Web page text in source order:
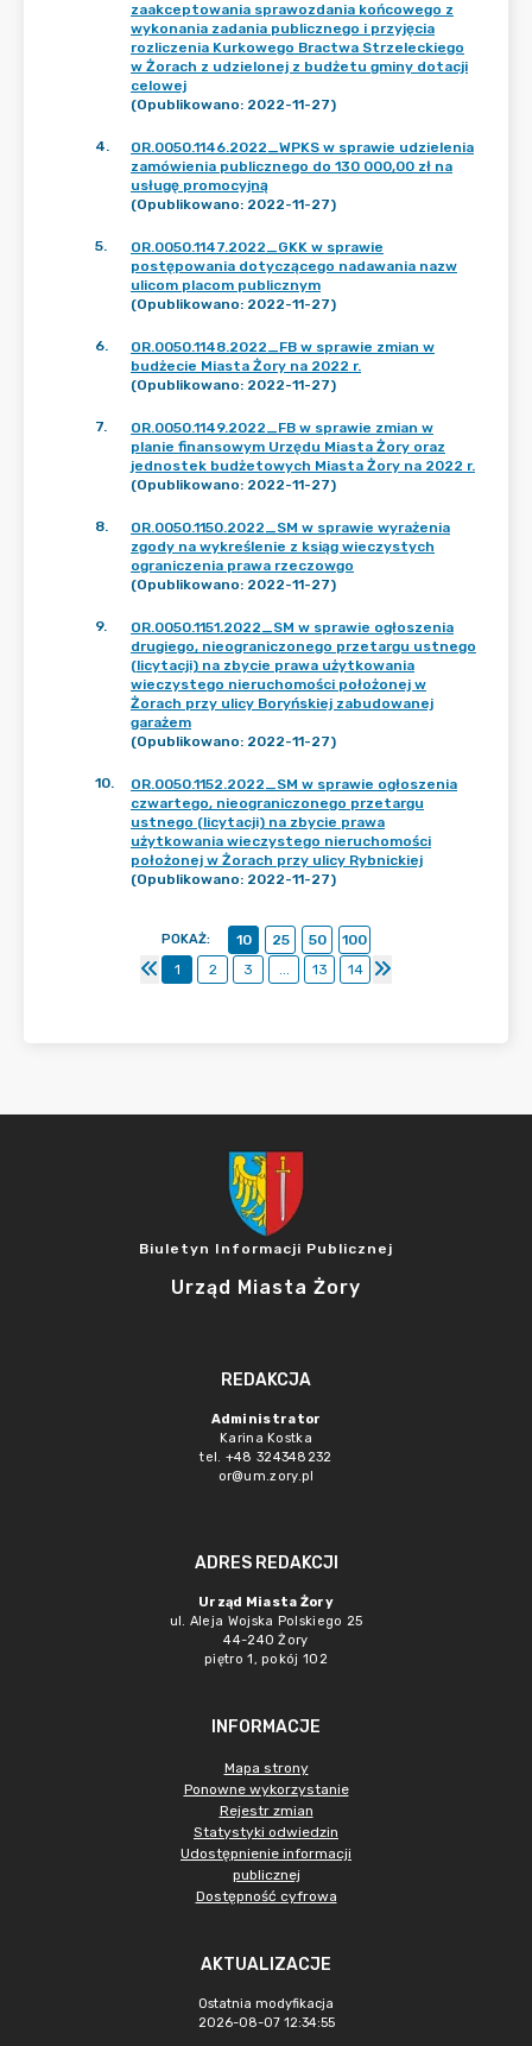
zaakceptowania sprawozdania końcowego z
wykonania zadania publicznego i przyjęcia
rozliczenia Kurkowego Bractwa Strzeleckiego
w Żorach z udzielonej z budżetu gminy dotacji
celowej
(Opublikowano: 2022-11-27)
4.
OR.0050.1146.2022_WPKS w sprawie udzielenia
zamówienia publicznego do 130 000,00 zł na
usługę promocyjną
(Opublikowano: 2022-11-27)
5.
OR.0050.1147.2022_GKK w sprawie
postępowania dotyczącego nadawania nazw
ulicom placom publicznym
(Opublikowano: 2022-11-27)
6.
OR.0050.1148.2022_FB w sprawie zmian w
budżecie Miasta Żory na 2022 r.
(Opublikowano: 2022-11-27)
7.
OR.0050.1149.2022_FB w sprawie zmian w
planie finansowym Urzędu Miasta Żory oraz
jednostek budżetowych Miasta Żory na 2022 r.
(Opublikowano: 2022-11-27)
8.
OR.0050.1150.2022_SM w sprawie wyrażenia
zgody na wykreślenie z ksiąg wieczystych
ograniczenia prawa rzeczowgo
(Opublikowano: 2022-11-27)
9.
OR.0050.1151.2022_SM w sprawie ogłoszenia
drugiego, nieograniczonego przetargu ustnego
(licytacji) na zbycie prawa użytkowania
wieczystego nieruchomości położonej w
Żorach przy ulicy Boryńskiej zabudowanej
garażem
(Opublikowano: 2022-11-27)
10.
OR.0050.1152.2022_SM w sprawie ogłoszenia
czwartego, nieograniczonego przetargu
ustnego (licytacji) na zbycie prawa
użytkowania wieczystego nieruchomości
położonej w Żorach przy ulicy Rybnickiej
(Opublikowano: 2022-11-27)
POKAŻ: 10 25 50
100
1
2 3 ... 13 14
Biuletyn Informacji Publicznej
Urząd Miasta Żory
REDAKCJA
Administrator
Karina Kostka
tel. +48 324348232
or@um.zory.pl
ADRES REDAKCJI
Urząd Miasta Żory
ul. Aleja Wojska Polskiego 25
44-240 Żory
piętro 1, pokój 102
INFORMACJE
Mapa strony
Ponowne wykorzystanie
Rejestr zmian
Statystyki odwiedzin
Udostępnienie informacji
publicznej
Dostępność cyfrowa
AKTUALIZACJE
Ostatnia modyfikacja
2026-08-07 12:34:55